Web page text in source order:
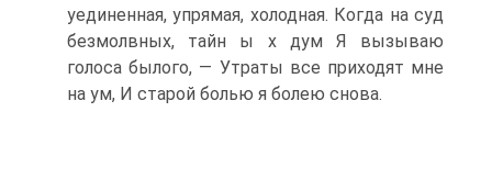
уединенная, упрямая, холодная. Когда на суд
безмолвных, тайн ы х дум Я вызываю
голоса былого, — Утраты все приходят мне
на ум, И старой болью я болею снова.